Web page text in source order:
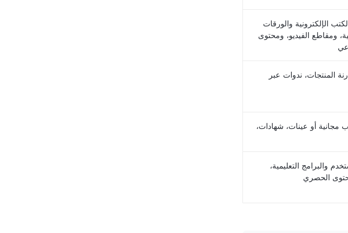
الإلكترونية والورقات
ومقاطع الفيديو، ومحتوى
المنتجات، ندوات عبر
مجانية أو عينات، شهادات،
والبرامج التعليمية،
الحصري